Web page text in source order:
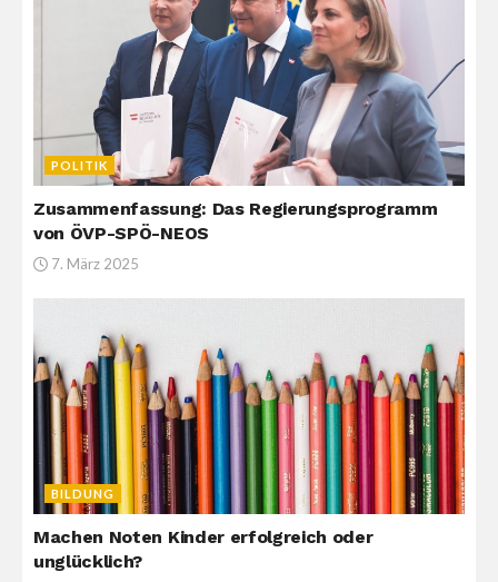
POLITIK
Zusammenfassung: Das Regierungsprogramm
von ÖVP-SPÖ-NEOS
7. März 2025
BILDUNG
Machen Noten Kinder erfolgreich oder
unglücklich?